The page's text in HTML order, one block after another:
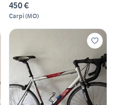
450 €
Carpi(MO)